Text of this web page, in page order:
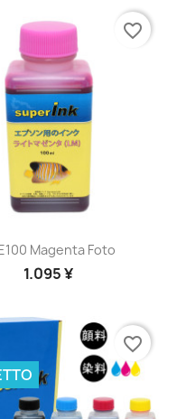
Anteprima
Magenta Foto
1.095 ¥
favorite_border
favorite_border